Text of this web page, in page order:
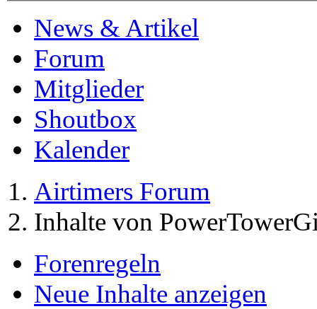
News & Artikel
Forum
Mitglieder
Shoutbox
Kalender
Airtimers Forum
Inhalte von
Forenregeln
Neue Inhalte anzeigen